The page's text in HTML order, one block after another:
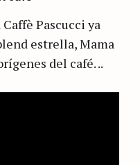
Pascucci ya
estrella, Mama
del café. ..